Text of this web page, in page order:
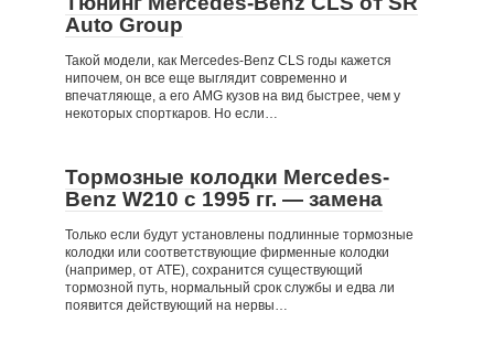
Auto Group
Такой модели, как Mercedes-Benz CLS годы кажется
нипочем, он все еще выглядит современно и
впечатляюще, а его AMG кузов на вид быстрее, чем у
некоторых спорткаров. Но если…
Тормозные колодки Mercedes-
Benz W210 c 1995 гг. — замена
Только если будут установлены подлинные тормозные
колодки или соответствующие фирменные колодки
(например, от ATE), сохранится существующий
тормозной путь, нормальный срок службы и едва ли
появится действующий на нервы…